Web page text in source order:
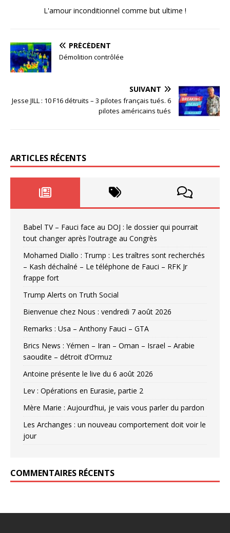
L'amour inconditionnel comme but ultime !
PRÉCÉDENT
Démolition contrôlée
SUIVANT
Jesse JILL : 10 F16 détruits – 3 pilotes français tués. 6
pilotes américains tués
ARTICLES RÉCENTS
Babel TV – Fauci face au DOJ : le dossier qui pourrait
tout changer après l’outrage au Congrès
Mohamed Diallo : Trump : Les traîtres sont recherchés
– Kash déchaîné – Le téléphone de Fauci – RFK Jr
frappe fort
Trump Alerts on Truth Social
Bienvenue chez Nous : vendredi 7 août 2026
Remarks : Usa – Anthony Fauci – GTA
Brics News : Yémen – Iran – Oman – Israel – Arabie
saoudite – détroit d’Ormuz
Antoine présente le live du 6 août 2026
Lev : Opérations en Eurasie, partie 2
Mère Marie : Aujourd’hui, je vais vous parler du pardon
Les Archanges : un nouveau comportement doit voir le
jour
COMMENTAIRES RÉCENTS